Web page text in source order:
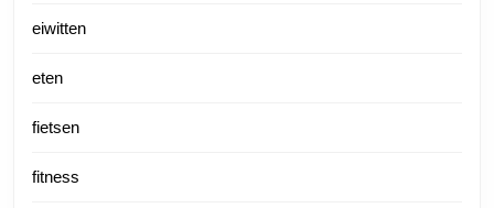
eiwitten
eten
fietsen
fitness